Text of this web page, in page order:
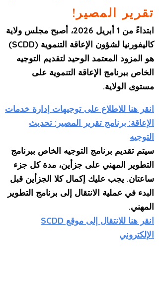
تقرير المصير!
ابتداءً من 1 أبريل 2026، أصبح مجلس ولاية
كاليفورنيا لشؤون الإعاقة التنموية (SCDD)
هو المزود المعتمد الوحيد لتقديم التوجيه
الخاص ببرنامج الإعاقة التنموية على
مستوى الولاية.
انقر هنا للاطلاع على توجيهات إدارة خدمات
الإعاقة: برنامج تقرير المصير: تحديث
التوجيه
سيتم تقديم برنامج التوجيه الخاص ببرنامج
التطوير المهني على جزأين، مدة كل جزء
ساعتان. يجب عليك إكمال كلا الجزأين قبل
البدء في عملية الانتقال إلى برنامج التطوير
المهني.
انقر هنا للانتقال إلى موقع SCDD
الإلكتروني